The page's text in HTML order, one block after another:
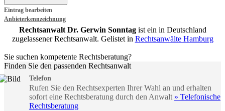
Eintrag bearbeiten
Anbieterkennzeichnung
Rechtsanwalt Dr. Gerwin Sonntagist ein in Deutschland
zugelassener Rechtsanwalt. Gelistet in Rechtsanwälte Hamburg
Sie suchen kompetente Rechtsberatung?
Finden Sie den passenden Rechtsanwalt
Telefon
Rufen Sie den Rechtsexperten Ihrer Wahl an und erhalten
sofort eine Rechtsberatung durch den Anwalt » Telefonische
Rechtsberatung